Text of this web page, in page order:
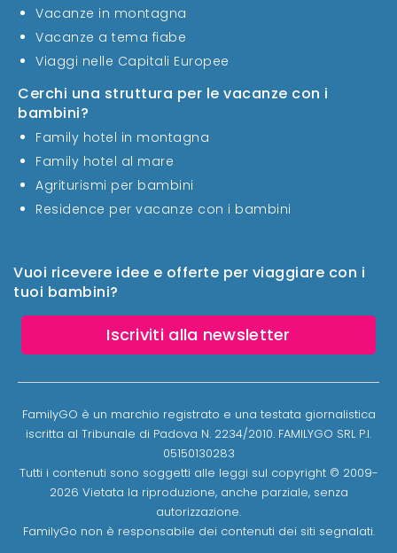
Vuoi ricevere idee e offerte per viaggiare con i
tuoi bambini?
Iscriviti alla newsletter
Vacanze in montagna
Vacanze a tema fiabe
Viaggi nelle Capitali Europee
Cerchi una struttura per le vacanze con i
bambini?
Family hotel in montagna
Family hotel al mare
Agriturismi per bambini
Residence per vacanze con i bambini
FamilyGO è un marchio registrato e una testata giornalistica
iscritta al Tribunale di Padova N. 2234/2010. FAMILYGO SRL P.I.
05150130283
Tutti i contenuti sono soggetti alle leggi sul copyright © 2009-
2026 Vietata la riproduzione, anche parziale, senza
autorizzazione.
FamilyGo non è responsabile dei contenuti dei siti segnalati.